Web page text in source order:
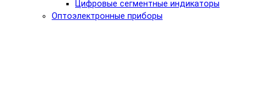
Цифровые сегментные индикаторы
Оптоэлектронные приборы